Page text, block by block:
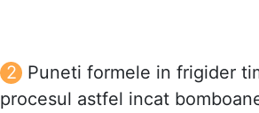
Puneti formele in frigider
procesul astfel incat